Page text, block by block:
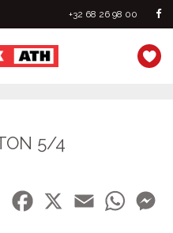
+32 68 26 98 00
5/4
Facebook
Email